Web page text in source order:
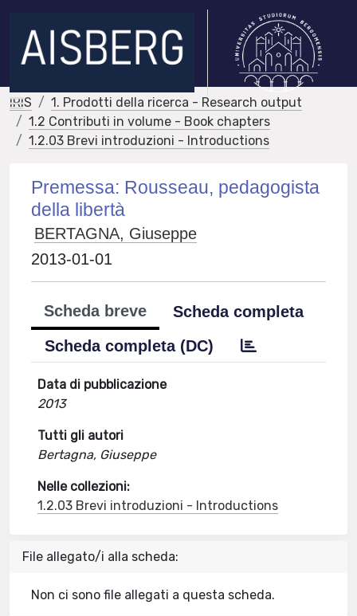
IRIS
1. Prodotti della ricerca - Research output
1.2 Contributi in volume - Book chapters
1.2.03 Brevi introduzioni - Introductions
Premessa: Rousseau, pedagogista
della libertà
BERTAGNA, Giuseppe
2013-01-01
Scheda breve
Scheda completa
Scheda completa (DC)
Data di pubblicazione
2013
Tutti gli autori
Bertagna, Giuseppe
Nelle collezioni:
1.2.03 Brevi introduzioni - Introductions
File allegato/i alla scheda:
Non ci sono file allegati a questa scheda.